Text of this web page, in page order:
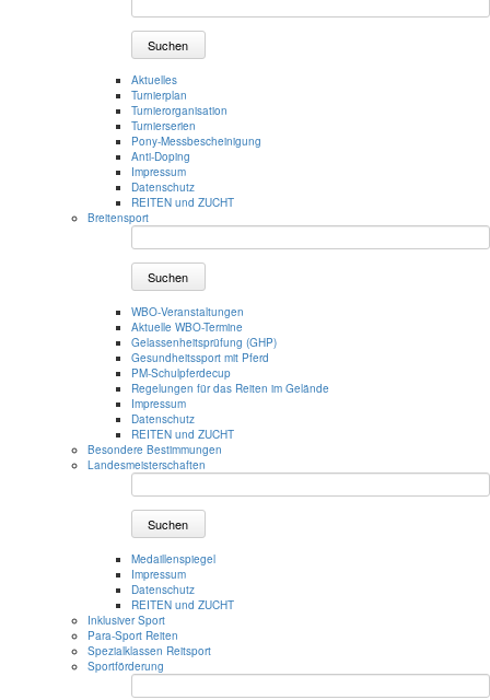
Suchen
Aktuelles
Turnierplan
Turnierorganisation
Turnierserien
Pony-Messbescheinigung
Anti-Doping
Impressum
Datenschutz
REITEN und ZUCHT
Breitensport
Suchen
WBO-Veranstaltungen
Aktuelle WBO-Termine
Gelassenheitsprüfung (GHP)
Gesundheitssport mit Pferd
PM-Schulpferdecup
Regelungen für das Reiten im Gelände
Impressum
Datenschutz
REITEN und ZUCHT
Besondere Bestimmungen
Landesmeisterschaften
Suchen
Medaillenspiegel
Impressum
Datenschutz
REITEN und ZUCHT
Inklusiver Sport
Para-Sport Reiten
Spezialklassen Reitsport
Sportförderung